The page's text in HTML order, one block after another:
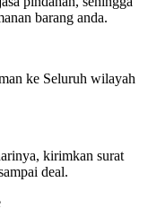
barang anda.
ke Seluruh wilayah
kirimkan surat
deal.